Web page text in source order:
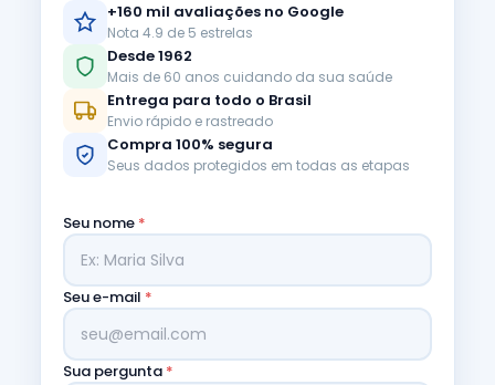
+160 mil avaliações no Google
Nota 4.9 de 5 estrelas
Desde 1962
Mais de 60 anos cuidando da sua saúde
Entrega para todo o Brasil
Envio rápido e rastreado
Compra 100% segura
Seus dados protegidos em todas as etapas
Seu nome *
Seu e-mail *
Sua pergunta *